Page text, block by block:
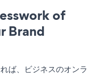
of
Brand
ば、ビジネスのオンラ